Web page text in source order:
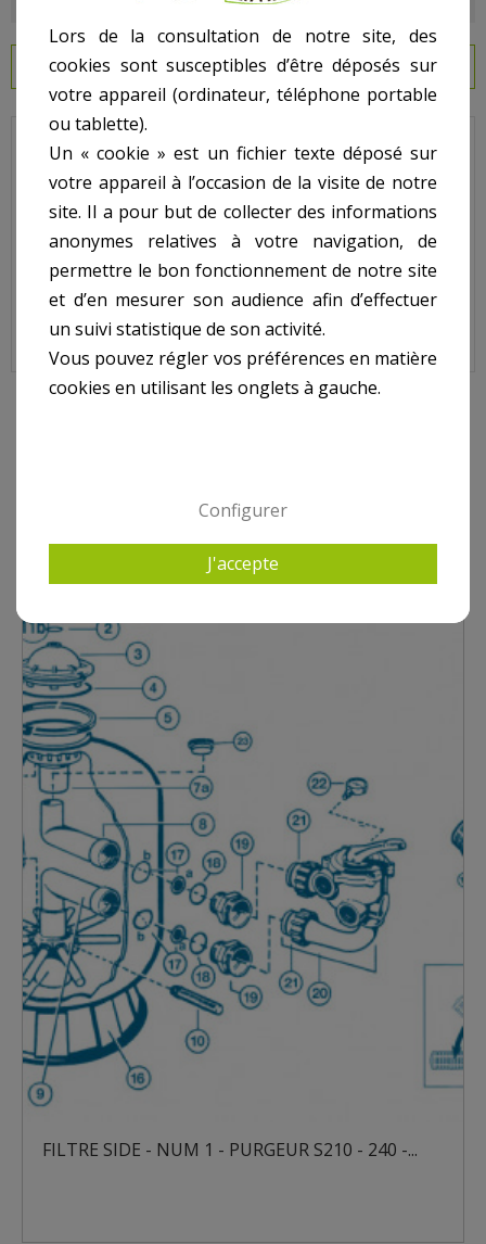
EN SAVOIR PLUS
Hayward - Pour Filtre Side - N° 5 - Collier de serrage S 0166S -
S0210S - S0244S
Code : GMX0600NM
Sur image N° : 5
SIDE - NUM 1 - PURGEUR S210 - 240 -...
Lors de la consultation de notre site, des
cookies sont susceptibles d’être déposés sur
votre appareil (ordinateur, téléphone portable
ou tablette).
Un « cookie » est un fichier texte déposé sur
votre appareil à l’occasion de la visite de notre
site. Il a pour but de collecter des informations
anonymes relatives à votre navigation, de
permettre le bon fonctionnement de notre site
et d’en mesurer son audience afin d’effectuer
un suivi statistique de son activité.
Vous pouvez régler vos préférences en matière
cookies en utilisant les onglets à gauche.
Configurer
J'accepte